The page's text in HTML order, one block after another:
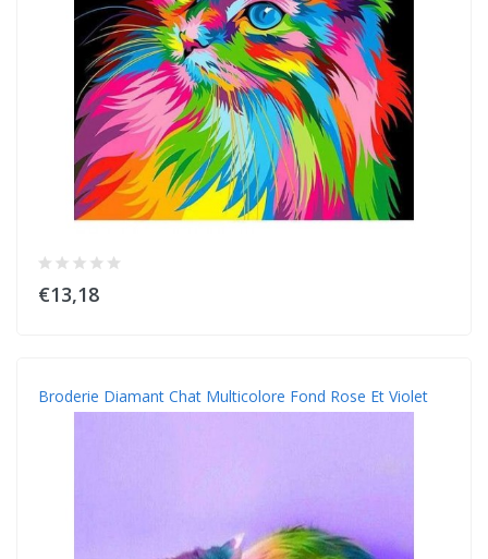
€13,18
Broderie Diamant Chat Multicolore Fond Rose Et Violet